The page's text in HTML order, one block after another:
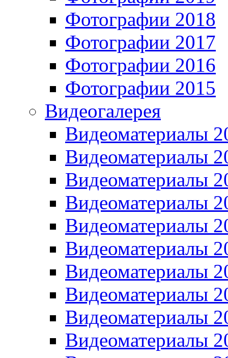
Фотографии 2018
Фотографии 2017
Фотографии 2016
Фотографии 2015
Видеогалерея
Видеоматериалы
Видеоматериалы
Видеоматериалы
Видеоматериалы
Видеоматериалы
Видеоматериалы
Видеоматериалы
Видеоматериалы
Видеоматериалы
Видеоматериалы